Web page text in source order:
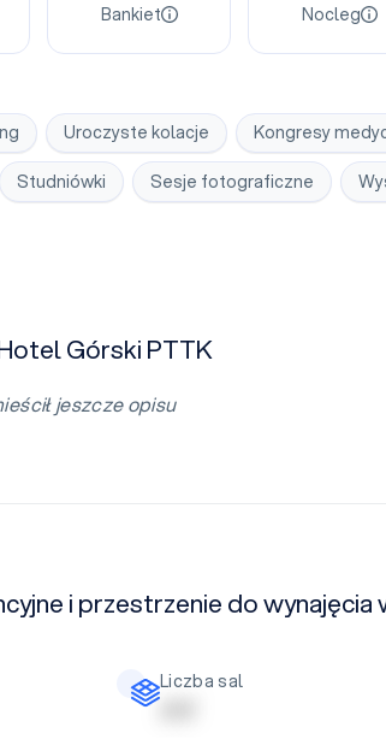
Bankiet Nocleg
Uroczyste kolacje Kongresy
Studniówki Sesje fotograficzne
Górski PTTK
jeszcze opisu
i przestrzenie do
Liczba sal